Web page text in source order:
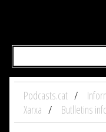
Podcasts.cat
Xarxa
Butlletins